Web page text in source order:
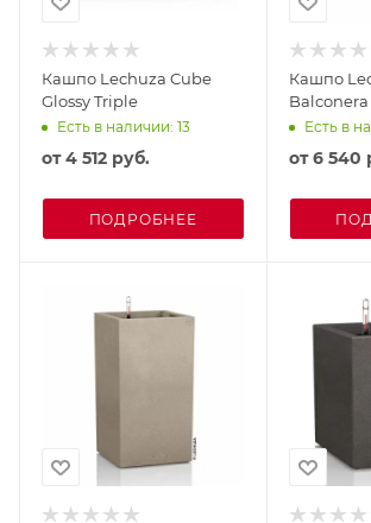
Кашпо Lechuza Cube
Glossy Triple
Есть в наличии: 13
от4 512 руб.
ПОДРОБНЕЕ
Кашпо
Есть в
от6 540